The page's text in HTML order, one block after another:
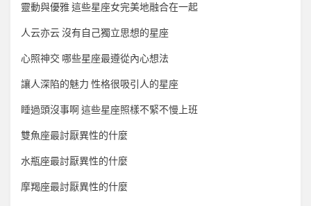
靈動與優雅 這些星座女完美地融合在一起
人云亦云 沒有自己獨立思想的星座
心照神交 哪些星座最遵從內心想法
讓人深陷的魅力 性格很吸引人的星座
睡過頭沒事啊 這些星座照樣不緊不慢上班
雙魚座最討厭異性的什麼
水瓶座最討厭異性的什麼
摩羯座最討厭異性的什麼